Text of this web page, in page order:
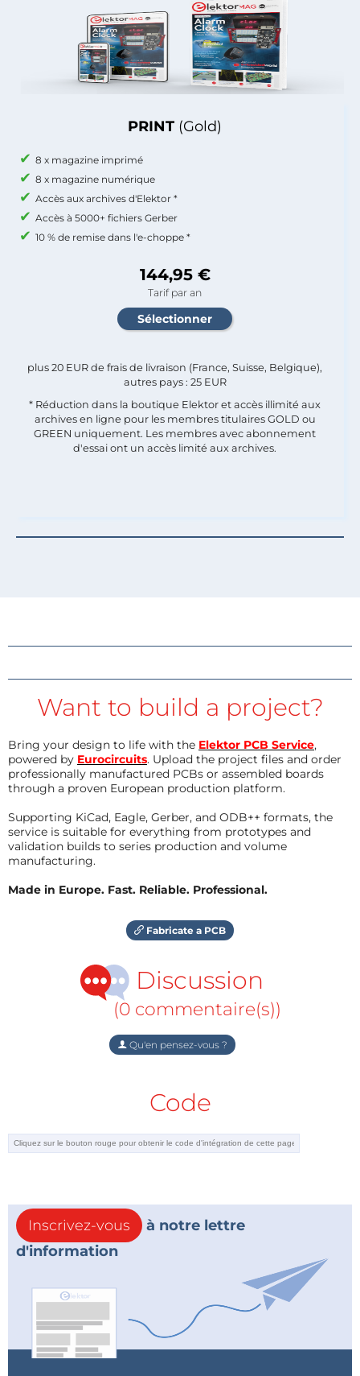
PRINT (Gold)
8 x magazine imprimé
8 x magazine numérique
Accès aux archives d'Elektor *
Accès à 5000+ fichiers Gerber
10 % de remise dans l'e-choppe *
144,95 €
Tarif par an
plus 20 EUR de frais de livraison (France, Suisse, Belgique),
autres pays : 25 EUR
* Réduction dans la boutique Elektor et accès illimité aux
archives en ligne pour les membres titulaires GOLD ou
GREEN uniquement. Les membres avec abonnement
d'essai ont un accès limité aux archives.
Want to build a project?
Bring your design to life with the Elektor PCB Service,
powered by Eurocircuits. Upload the project files and order
professionally manufactured PCBs or assembled boards
through a proven European production platform.
Supporting KiCad, Eagle, Gerber, and ODB++ formats, the
service is suitable for everything from prototypes and
validation builds to series production and volume
manufacturing.
Made in Europe. Fast. Reliable. Professional.
Fabricate a PCB
Discussion
(0 commentaire(s))
Qu'en pensez-vous ?
Code
Inscrivez-vous
à notre lettre
d'information